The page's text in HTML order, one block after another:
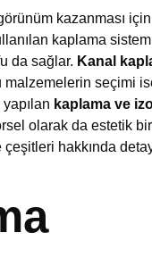
kazanması
kaplama
da sağlar. Kanal
malzemelerin seçimi
kaplama ve
olarak da estetik
çeşitleri hakkında